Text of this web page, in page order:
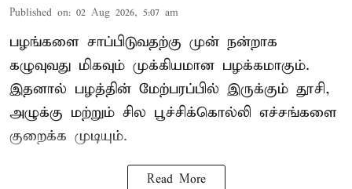
Published on: 02 Aug 2026, 5:07 am
பழங்களை சாப்பிடுவதற்கு முன் நன்றாக
கழுவுவது மிகவும் முக்கியமான பழக்கமாகும்.
இதனால் பழத்தின் மேற்பரப்பில் இருக்கும் தூசி,
அழுக்கு மற்றும் சில பூச்சிக்கொல்லி எச்சங்களை
குறைக்க முடியும்.
Read More